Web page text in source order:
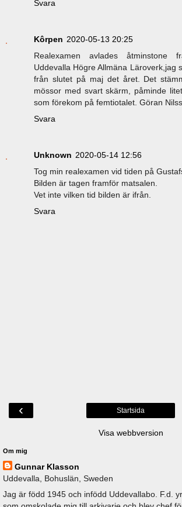
Svara
Kôrpen 2020-05-13 20:25
Realexamen avlades
Uddevalla Högre Allmäna Läroverk,jag
från slutet på maj det året. Det
mössor med svart skärm, påminde
som förekom på femtiotalet. Göran
Svara
Unknown 2020-05-14 12:56
Tog min realexamen vid tiden på
Bilden är tagen framför matsalen.
Vet inte vilken tid bilden är ifrån.
Svara
‹ Startsida
Visa webbversion
Om mig
Gunnar Klasson
Uddevalla, Bohuslän, Sweden
Jag är född 1945 och infödd Uddevallabo. F.d.